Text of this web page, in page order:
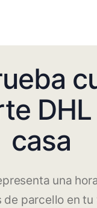
casa
una
de parcello en